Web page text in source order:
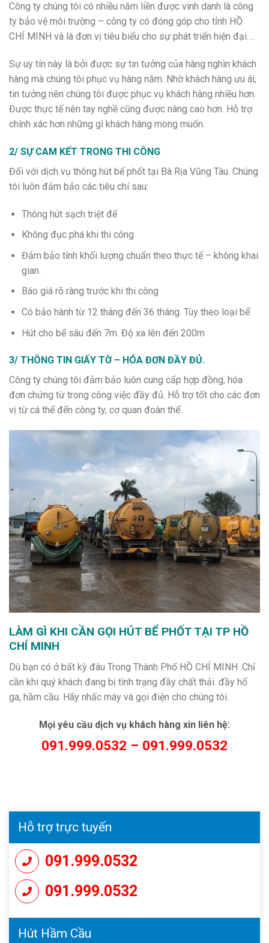
Công ty chúng tôi có nhiều năm liền được vinh danh là công
ty bảo vệ môi trường – công ty có đóng góp cho tỉnh HỒ
CHÍ MINH và là đơn vị tiêu biểu cho sự phát triển hiện đại….
Sự uy tín này là bởi được sự tin tưởng của hàng nghìn khách
hàng mà chúng tôi phục vụ hàng năm. Nhờ khách hàng ưu ái,
tin tưởng nên chúng tôi được phục vụ khách hàng nhiều hơn.
Được thực tế nên tay nghề cũng được nâng cao hơn. Hỗ trợ
chính xác hơn những gì khách hàng mong muốn.
2/ SỰ CAM KẾT TRONG THI CÔNG
Đối với dịch vụ thông hút bể phốt tại Bà Rịa Vũng Tàu. Chúng
tôi luôn đảm bảo các tiêu chí sau:
Thông hút sạch triệt để
Không đục phá khi thi công
Đảm bảo tính khối lượng chuẩn theo thực tế – không khai
gian.
Báo giá rõ ràng trước khi thi công
Có bảo hành từ 12 tháng đến 36 tháng. Tùy theo loại bể
Hút cho bể sâu đến 7m. Độ xa lên đến 200m
3/ THÔNG TIN GIẤY TỜ – HÓA ĐƠN ĐẦY ĐỦ.
Công ty chúng tôi đảm bảo luôn cung cấp hợp đồng, hóa
đơn chứng từ trong công việc đầy đủ. Hỗ trợ tốt cho các đơn
vị từ cá thể đến công ty, cơ quan đoàn thể.
LÀM GÌ KHI CẦN GỌI HÚT BỂ PHỐT TẠI TP HỒ
CHÍ MINH
Dù bạn có ở bất kỳ đâu Trong Thành Phố HỒ CHÍ MINH .Chỉ
cần khi quý khách đang bị tình trạng đầy chất thải. đầy hố
ga, hầm cầu. Hãy nhấc máy và gọi điện cho chúng tôi.
Mọi yêu cầu dịch vụ khách hàng xin liên hệ:
091.999.0532 – 091.999.0532
Hỗ trợ trực tuyến
091.999.0532
091.999.0532
Hút Hầm Cầu